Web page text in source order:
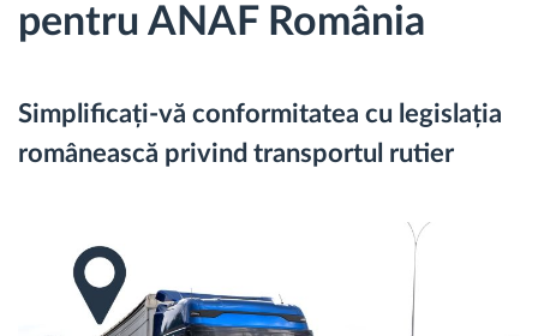
Workforce management
Controlul accesului
Planificarea și monitorizarea rutei
pentru ANAF România
Simplificați-vă conformitatea cu legislația
românească privind transportul rutier